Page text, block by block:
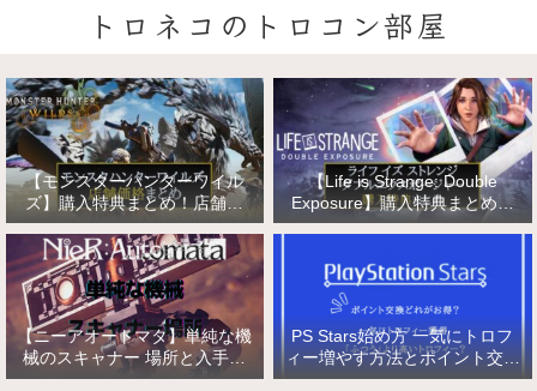
トロネコのトロコン部屋
【モンスターハンターワイル
ズ】購入特典まとめ！店舗特
典・店舗価格比較！
【Life is Strange: Double
Exposure】購入特典まとめ！
店舗特典・店舗価格比較！ライ
スポージャー
【ニーアオートマタ】単純な機
械のスキャナー 場所と入手方
法/複雑な機械と精巧な機械の
PS Stars始め方 一気にトロフ
ィー増やす方法とポイント交換
【PlayStation Stars】